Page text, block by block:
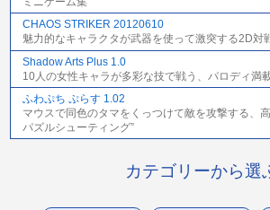
CHAOS STRIKER 20120610
魅力的なキャラクタが武器を使って激突する2D対
Shadow Arts Plus 1.0
10人の女性キャラが多彩な技で戦う、パロディ満
ふわぷち ぷらす 1.02
マウスで同色のタマをくっつけて敵を攻撃する、
パズルシューティング”
カテゴリーから選